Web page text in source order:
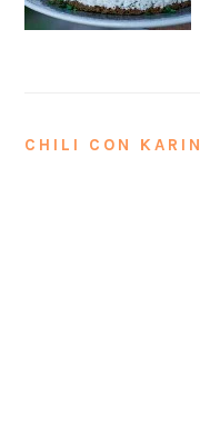
CHILI CON KARIN